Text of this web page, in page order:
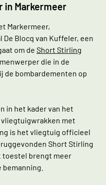
in Markermeer
Markermeer,
Blocq van Kuffeler, een
om de Short Stirling
die in de
de bombardementen op
in het kader van het
met
is het vliegtuig officieel
Short Stirling
toestel brengt meer